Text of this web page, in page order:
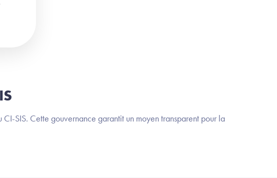
SIS. Cette gouvernance garantit un moyen transparent pour la